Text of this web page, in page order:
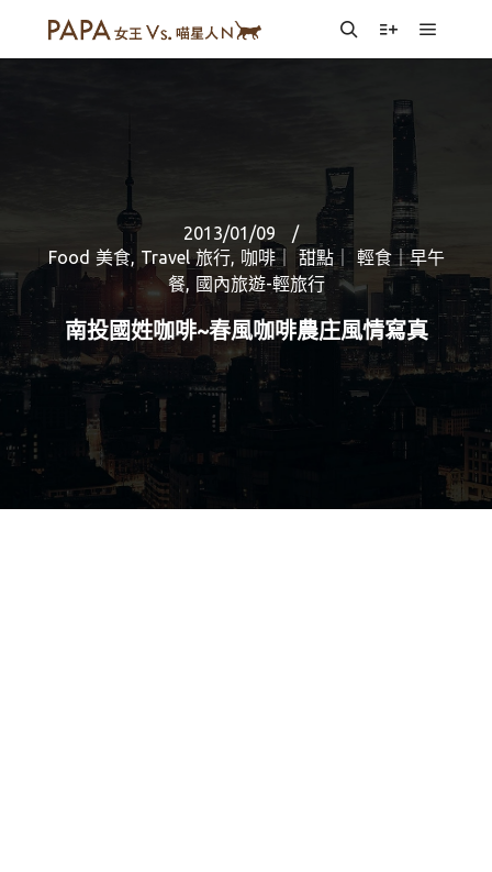
SearchMore info
Main
2013/01/09
Food 美食, Travel 旅行, 咖啡｜ 甜點｜ 輕食｜早午
餐, 國內旅遊-輕旅行
南投國姓咖啡~春風咖啡農庄風情寫真